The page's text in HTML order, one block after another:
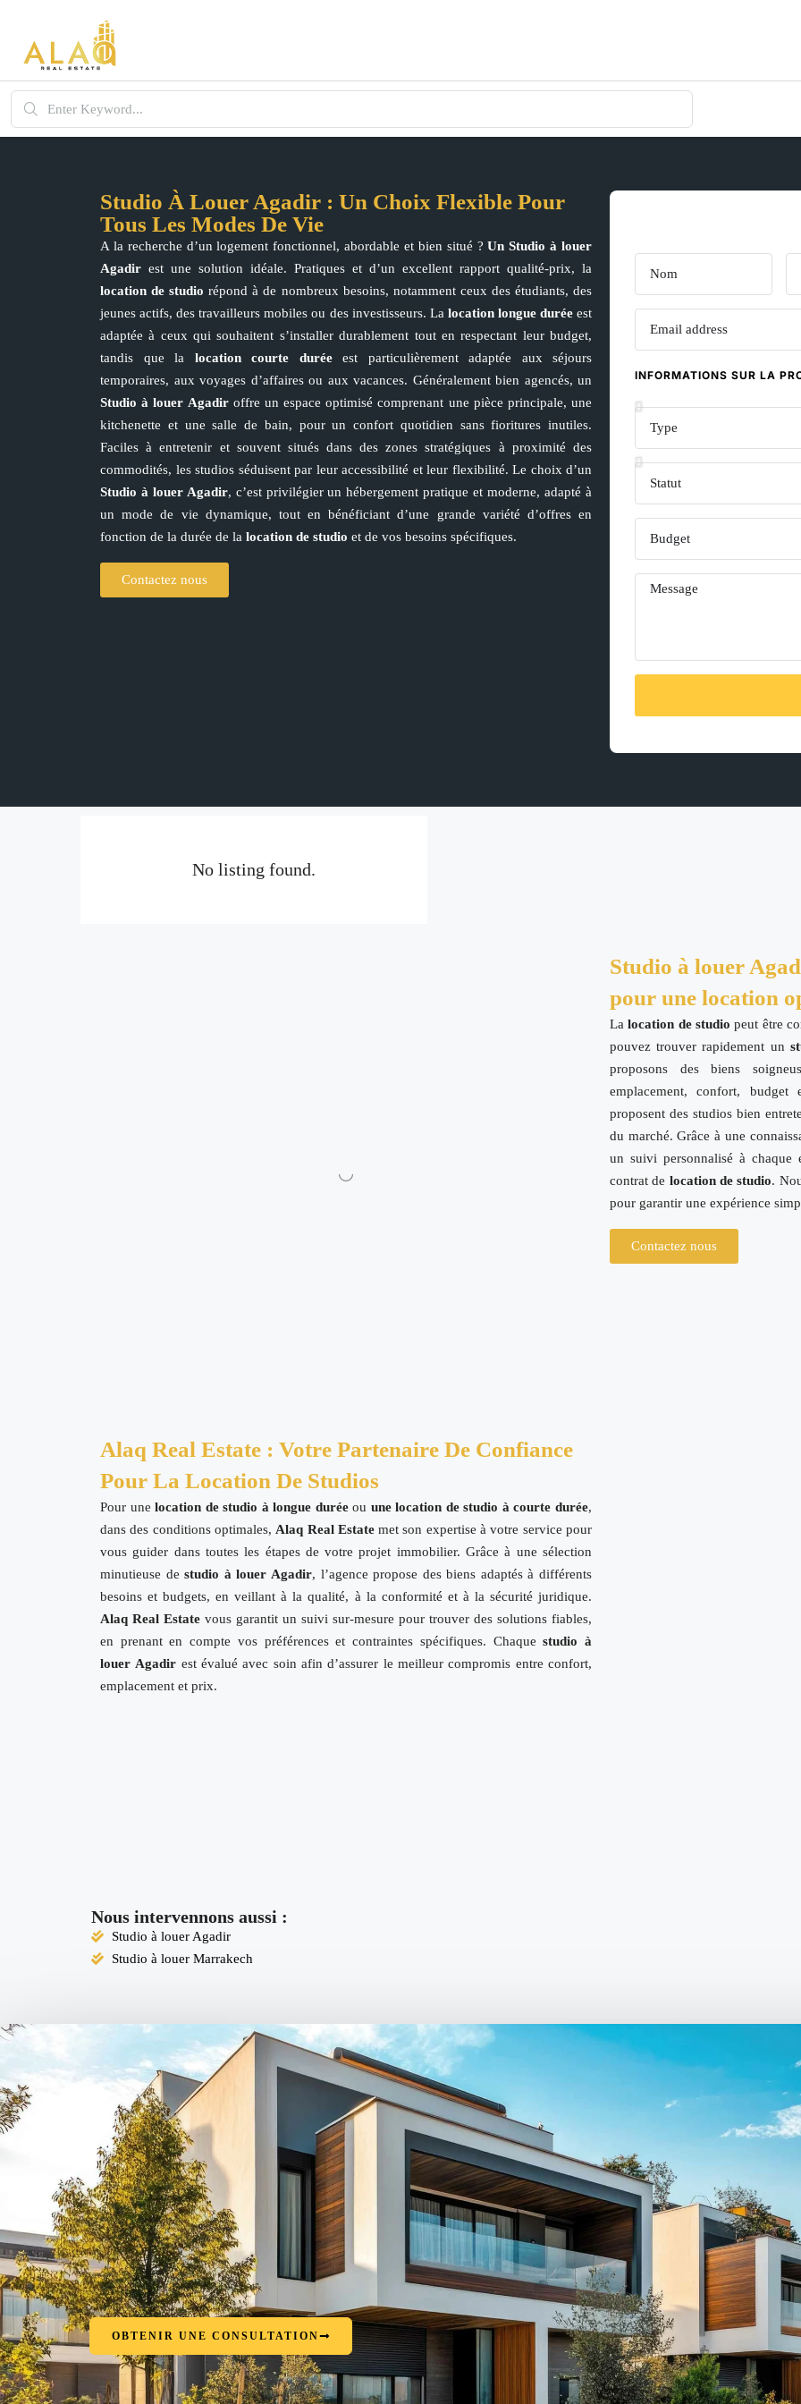
Studio À Louer Agadir : Un Choix Flexible Pour
Tous Les Modes De Vie
A la recherche d’un logement fonctionnel, abordable et bien situé ?UnStudio à louer
Agadir est une solution idéale. Pratiques et d’un excellent rapport qualité-prix, la
location de studio répond à de nombreux besoins, notamment ceux des étudiants, des
jeunes actifs, des travailleurs mobiles ou des investisseurs. La location longue durée est
adaptée à ceux qui souhaitent s’installer durablement tout en respectant leur budget,
tandis que la location courte duréeest particulièrement adaptée aux séjours
temporaires, aux voyages d’affaires ou aux vacances. Généralement bien agencés, un
Studio à louer Agadiroffre un espace optimisé comprenant une pièce principale, une
kitchenette et une salle de bain, pour un confort quotidien sans fioritures inutiles.
Faciles à entretenir et souvent situés dans des zones stratégiques à proximité des
commodités, les studios séduisent par leur accessibilité et leur flexibilité. Le choix d’un
Studio à louer Agadir, c’est privilégier un hébergement pratique et moderne, adapté à
un mode de vie dynamique, tout en bénéficiant d’une grande variété d’offres en
fonction de la durée de la location de studio et de vos besoins spécifiques.
Contactez nous
INFORMATIONS SUR LA
No listing found.
Studio à louer
pour une location
Lalocation de studiopeut être
pouvez trouver rapidement un
proposons des biens
emplacement, confort, budget
proposent des studios bien
du marché. Grâce à une
un suivi personnalisé à
contrat de location de studio.
pour garantir une expérience
Contactez nous
Alaq Real Estate : Votre Partenaire De Confiance
Pour La Location De Studios
Pour unelocation de studio à longue duréeou une location de studio à courte durée,
dans des conditions optimales, Alaq Real Estatemet son expertise à votre service pour
vous guider dans toutes les étapes de votre projet immobilier. Grâce à une sélection
minutieuse destudio à louer Agadir, l’agence propose des biens adaptés à différents
besoins et budgets, en veillant à la qualité, à la conformité et à la sécurité juridique.
Alaq Real Estate vous garantit un suivi sur-mesure pour trouver des solutions fiables,
en prenant en compte vos préférences et contraintes spécifiques. Chaquestudio à
louer Agadir est évalué avec soin afin d’assurer le meilleur compromis entre confort,
emplacement et prix.
Nous intervennons aussi :
Studio à louer Agadir
Studio à louer Marrakech
OBTENIR UNE CONSULTATION